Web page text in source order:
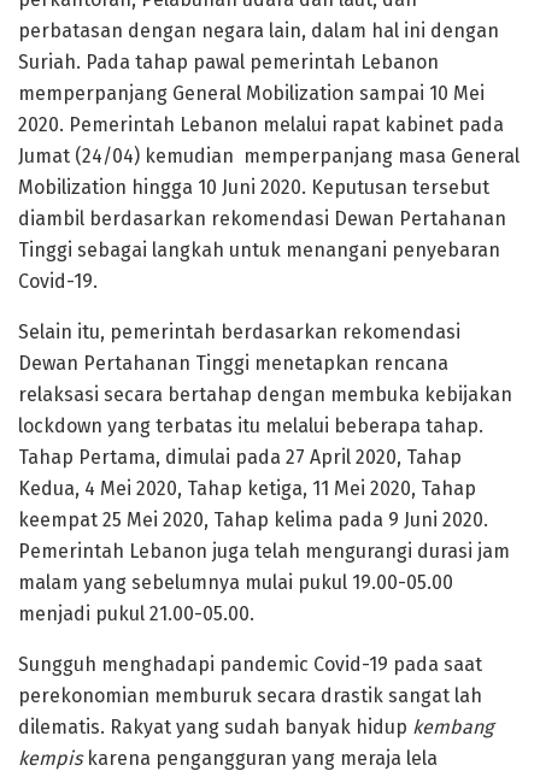
perbatasan dengan negara lain, dalam hal ini dengan
Suriah. Pada tahap pawal pemerintah Lebanon
memperpanjang General Mobilization sampai 10 Mei
2020. Pemerintah Lebanon melalui rapat kabinet pada
Jumat (24/04) kemudian memperpanjang masa General
Mobilization hingga 10 Juni 2020. Keputusan tersebut
diambil berdasarkan rekomendasi Dewan Pertahanan
Tinggi sebagai langkah untuk menangani penyebaran
Covid-19.
Selain itu, pemerintah berdasarkan rekomendasi
Dewan Pertahanan Tinggi menetapkan rencana
relaksasi secara bertahap dengan membuka kebijakan
lockdown yang terbatas itu melalui beberapa tahap.
Tahap Pertama, dimulai pada 27 April 2020, Tahap
Kedua, 4 Mei 2020, Tahap ketiga, 11 Mei 2020, Tahap
keempat 25 Mei 2020, Tahap kelima pada 9 Juni 2020.
Pemerintah Lebanon juga telah mengurangi durasi jam
malam yang sebelumnya mulai pukul 19.00-05.00
menjadi pukul 21.00-05.00.
Sungguh menghadapi pandemic Covid-19 pada saat
perekonomian memburuk secara drastik sangat lah
dilematis. Rakyat yang sudah banyak hidup kembang
kempiskarena pengangguran yang meraja lela